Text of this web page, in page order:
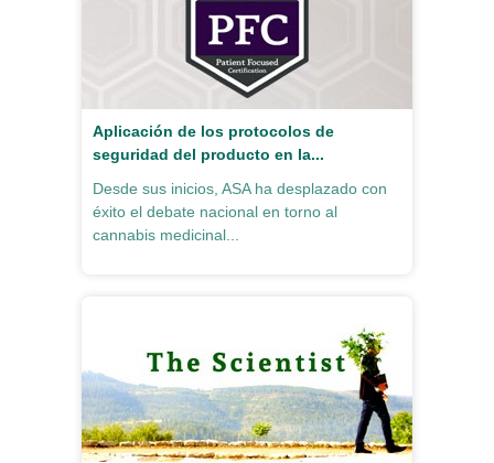
Aplicación de los protocolos de
seguridad del producto en la...
Desde sus inicios, ASA ha desplazado con
éxito el debate nacional en torno al
cannabis medicinal...